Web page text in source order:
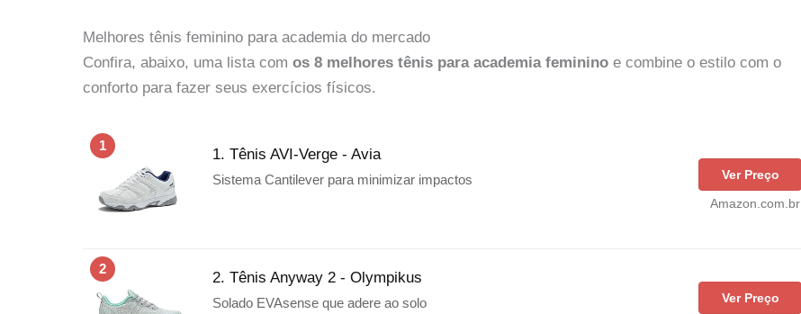
Melhores tênis feminino para academia do mercado
Confira, abaixo, uma lista com os 8 melhores tênis para academia feminino e combine o estilo com o
conforto para fazer seus exercícios físicos.
1
1. Tênis AVI-Verge - Avia
Sistema Cantilever para minimizar impactos
Ver Preço
Amazon.com.br
2
2. Tênis Anyway 2 - Olympikus
Solado EVAsense que adere ao solo
Ver Preço